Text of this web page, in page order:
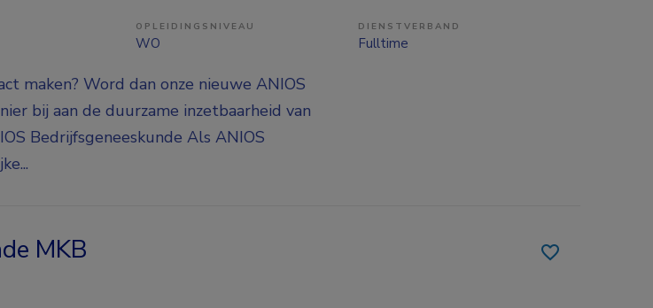
OPLEIDINGSNIVEAU
WO
DIENSTVERBAND
Fulltime
maken? Word dan onze nieuwe ANIOS
bij aan de duurzame inzetbaarheid van
Bedrijfsgeneeskunde Als ANIOS
MKB